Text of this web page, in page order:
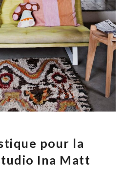
pour la
Ina Matt